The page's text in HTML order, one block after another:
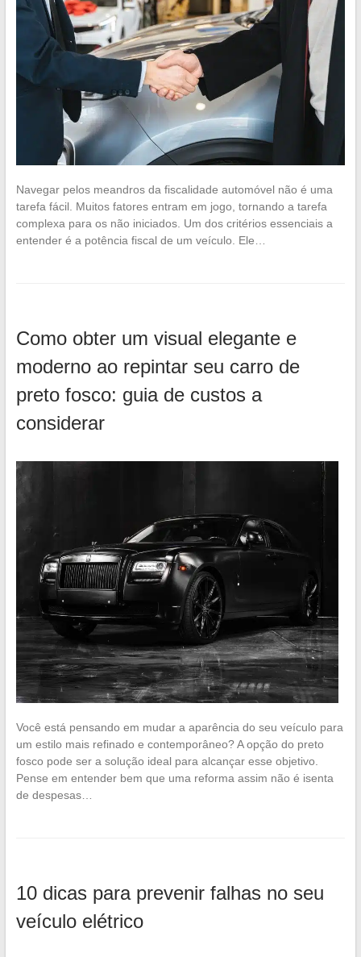
Navegar pelos meandros da fiscalidade automóvel não é uma
tarefa fácil. Muitos fatores entram em jogo, tornando a tarefa
complexa para os não iniciados. Um dos critérios essenciais a
entender é a potência fiscal de um veículo. Ele…
Como obter um visual elegante e
moderno ao repintar seu carro de
preto fosco: guia de custos a
considerar
Você está pensando em mudar a aparência do seu veículo para
um estilo mais refinado e contemporâneo? A opção do preto
fosco pode ser a solução ideal para alcançar esse objetivo.
Pense em entender bem que uma reforma assim não é isenta
de despesas…
10 dicas para prevenir falhas no seu
veículo elétrico